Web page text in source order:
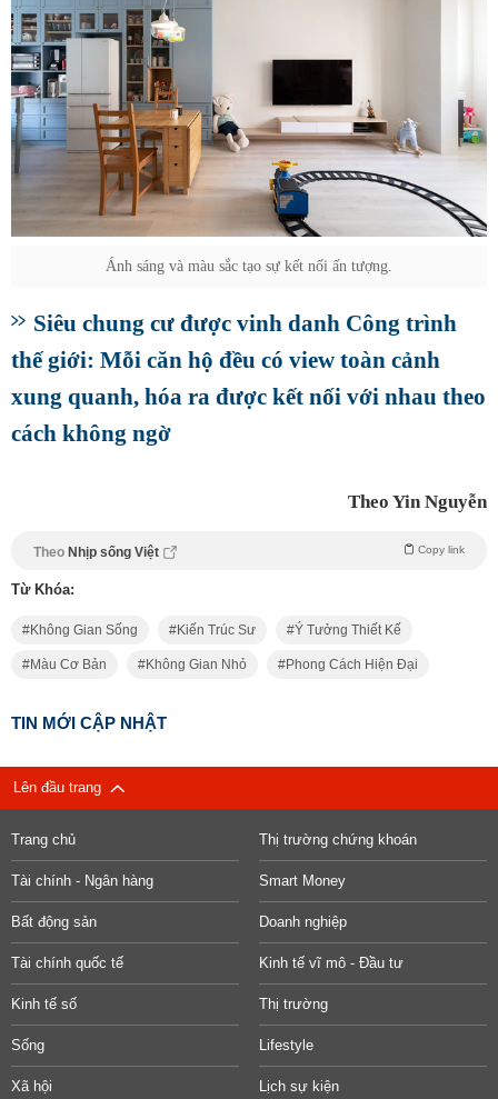
Ánh sáng và màu sắc tạo sự kết nối ấn tượng.
Siêu chung cư được vinh danh Công trình
thế giới: Mỗi căn hộ đều có view toàn cảnh
xung quanh, hóa ra được kết nối với nhau theo
cách không ngờ
Theo Yin Nguyễn
Theo Nhịp sống Việt Copy link
Từ Khóa:
Không Gian Sống Kiến Trúc Sư Ý Tưởng Thiết Kế
Màu Cơ Bản Không Gian Nhỏ Phong Cách Hiện Đại
TIN MỚI CẬP NHẬT
Lên đầu trang
Trang chủ Thị trường chứng khoán
Tài chính - Ngân hàng Smart Money
Bất động sản Doanh nghiệp
Tài chính quốc tế Kinh tế vĩ mô - Đầu tư
Kinh tế số Thị trường
Sống Lifestyle
Xã hội Lịch sự kiện